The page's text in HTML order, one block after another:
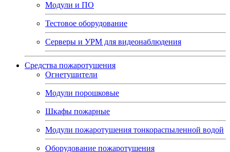
Модули и ПО
Тестовое оборудование
Серверы и УРМ для видеонаблюдения
Средства пожаротушения
Огнетушители
Модули порошковые
Шкафы пожарные
Модули пожаротушения тонкораспыленной водой
Оборудование пожаротушения